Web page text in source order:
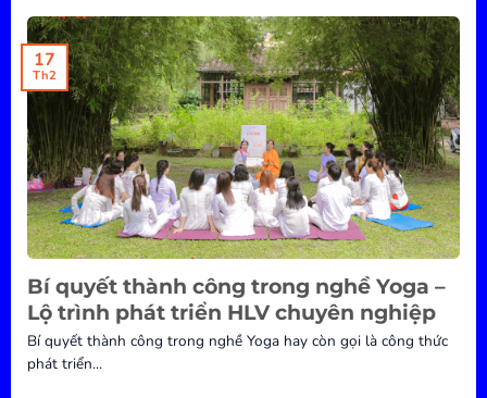
Bí quyết thành công trong nghề Yoga –
Lộ trình phát triển HLV chuyên nghiệp
Bí quyết thành công trong nghề Yoga hay còn gọi là công thức
phát triển...
17
Th2